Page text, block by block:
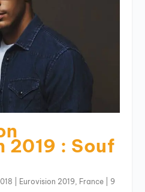
2019 : Souf
Eurovision 2019, France 9